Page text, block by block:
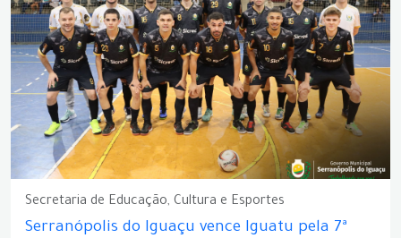
Secretaria de Educação, Cultura e Esportes
Serranópolis do Iguaçu vence Iguatu pela 7ª